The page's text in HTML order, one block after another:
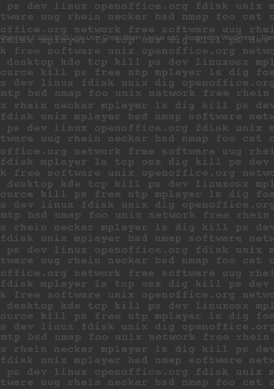
Copyright © 2010-2025 Unix User Group Rhein-Neckar e.V. Powered by WordPress |